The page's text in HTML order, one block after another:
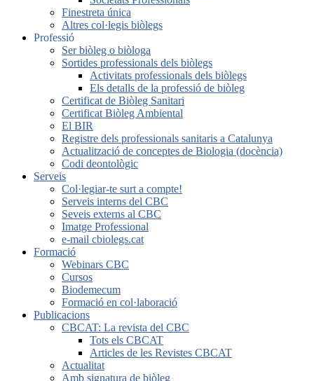
Finestreta única
Altres col·legis biòlegs
Professió
Ser biòleg o biòloga
Sortides professionals dels biòlegs
Activitats professionals dels biòlegs
Els detalls de la professió de biòleg
Certificat de Biòleg Sanitari
Certificat Biòleg Ambiental
El BIR
Registre dels professionals sanitaris a Catalunya
Actualització de conceptes de Biologia (docència)
Codi deontològic
Serveis
Col·legiar-te surt a compte!
Serveis interns del CBC
Seveis externs al CBC
Imatge Professional
e-mail cbiolegs.cat
Formació
Webinars CBC
Cursos
Biodemecum
Formació en col·laboració
Publicacions
CBCAT: La revista del CBC
Tots els CBCAT
Articles de les Revistes CBCAT
Actualitat
Amb signatura de biòleg